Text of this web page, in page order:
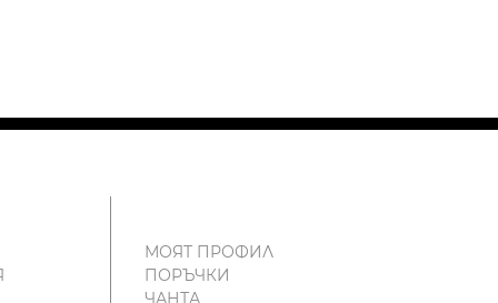
МОЯТ ПРОФИЛ
ПОРЪЧКИ
ЧАНТА